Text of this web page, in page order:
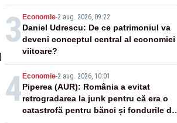
3 Economie-2 aug. 2026, 09:22
Daniel Udrescu: De ce patrimoniul va
deveni conceptul central al economiei
viitoare?
4 Economie-2 aug. 2026, 10:01
Piperea (AUR): România a evitat
retrogradarea la junk pentru că era o
catastrofă pentru bănci și fondurile de